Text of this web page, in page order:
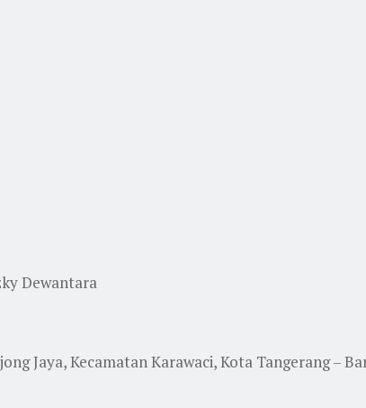
Dewantara
Jaya, Kecamatan Karawaci, Kota Tangerang –